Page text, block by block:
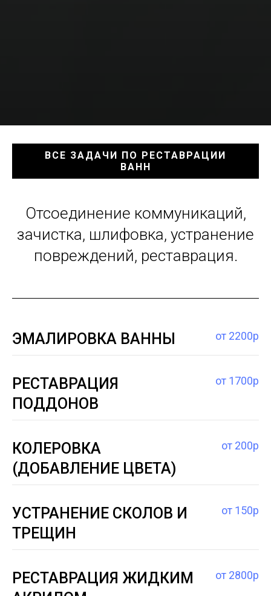
ВСЕ ЗАДАЧИ ПО РЕСТАВРАЦИИ
ВАНН
Отсоединение коммуникаций,
зачистка, шлифовка, устранение
повреждений, реставрация.
ЭМАЛИРОВКА ВАННЫ от 2200р
РЕСТАВРАЦИЯ
ПОДДОНОВ
от 1700р
КОЛЕРОВКА
(ДОБАВЛЕНИЕ ЦВЕТА)
от 200р
УСТРАНЕНИЕ СКОЛОВ И
ТРЕЩИН
от 150р
РЕСТАВРАЦИЯ ЖИДКИМ
от 2800р